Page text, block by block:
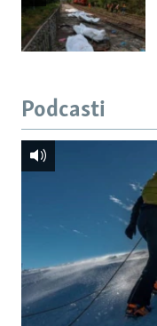
Podcasti